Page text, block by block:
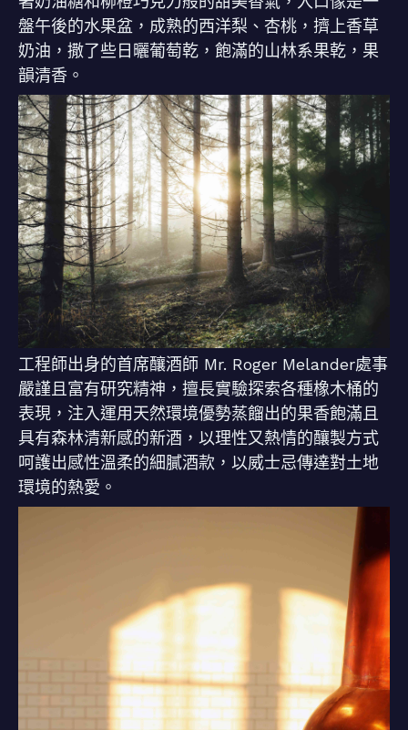
盤午後的水果盆，成熟的西洋梨、杏桃，擠上香草
奶油，撒了些日曬葡萄乾，飽滿的山林系果乾，果
韻清香。
工程師出身的首席釀酒師 Mr. Roger Melander處事
嚴謹且富有研究精神，擅長實驗探索各種橡木桶的
表現，注入運用天然環境優勢蒸餾出的果香飽滿且
具有森林清新感的新酒，以理性又熱情的釀製方式
呵護出感性溫柔的細膩酒款，以威士忌傳達對土地
環境的熱愛。